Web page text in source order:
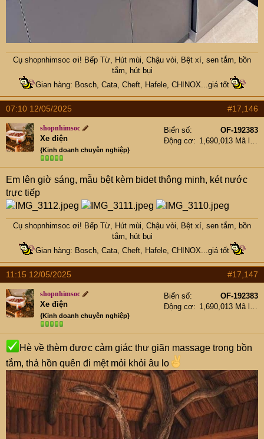
Cụ shopnhimsoc ơi! Bếp Từ, Hút mùi, Chậu vòi, Bệt xí, sen tắm, bồn
tắm, hút bụi
Gian hàng: Bosch, Cata, Cheft, Hafele, CHINOX...giá tốt
07:10 12/05/2025 #17,146
shopnhimsoc
Xe điện
{Kinh doanh chuyên nghiệp}
Biển số
OF-192383
Động cơ
Em lên giờ sáng, mẫu bệt kèm bidet thông minh, két nước
trực tiếp
Cụ shopnhimsoc ơi! Bếp Từ, Hút mùi, Chậu vòi, Bệt xí, sen tắm, bồn
tắm, hút bụi
Gian hàng: Bosch, Cata, Cheft, Hafele, CHINOX...giá tốt
11:15 12/05/2025 #17,147
shopnhimsoc
Xe điện
{Kinh doanh chuyên nghiệp}
Biển số
OF-192383
Động cơ
Hè về thèm được cảm giác thư giãn massage trong bồn
tắm, thả hồn quên đi mệt mỏi khỏi âu lo